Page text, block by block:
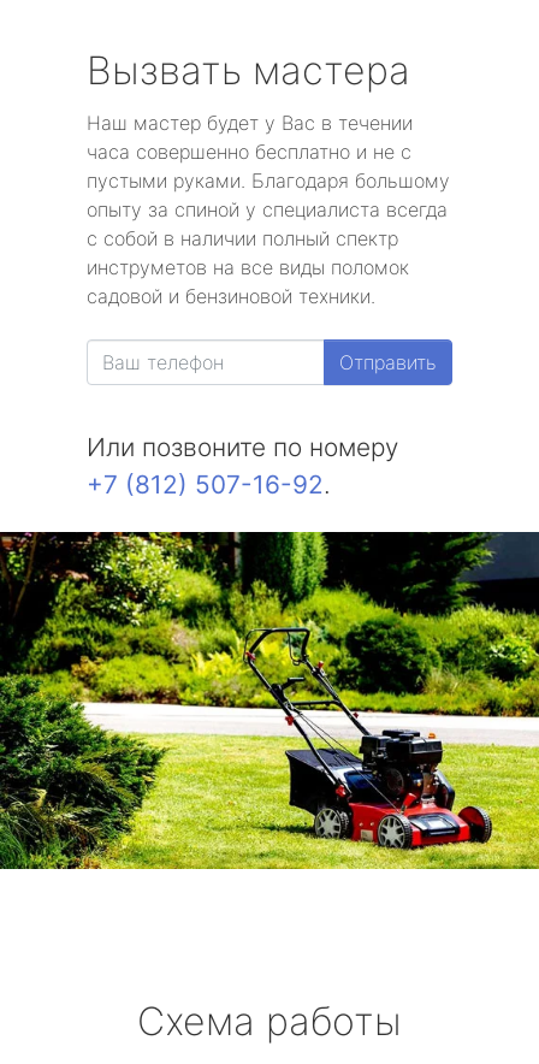
Вызвать мастера
Наш мастер будет у Вас в течении
часа совершенно бесплатно и не с
пустыми руками. Благодаря большому
опыту за спиной у специалиста всегда
с собой в наличии полный спектр
инструметов на все виды поломок
садовой и бензиновой техники.
Отправить
Или позвоните по номеру
+7 (812) 507-16-92.
Схема работы